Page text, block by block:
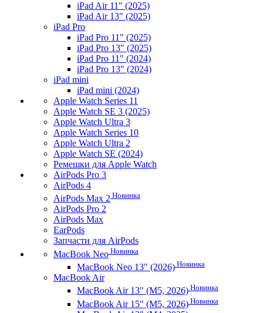
iPad Air 11" (2025)
iPad Air 13" (2025)
iPad Pro
iPad Pro 11" (2025)
iPad Pro 13" (2025)
iPad Pro 11" (2024)
iPad Pro 13" (2024)
iPad mini
iPad mini (2024)
Apple Watch Series 11
Apple Watch SE 3 (2025)
Apple Watch Ultra 3
Apple Watch Series 10
Apple Watch Ultra 2
Apple Watch SE (2024)
Ремешки для Apple Watch
AirPods Pro 3
AirPods 4
AirPods Max 2 Новинка
AirPods Pro 2
AirPods Max
EarPods
Запчасти для AirPods
MacBook Neo Новинка
MacBook Neo 13" (2026) Новинка
MacBook Air
MacBook Air 13" (M5, 2026) Новинка
MacBook Air 15" (M5, 2026) Новинка